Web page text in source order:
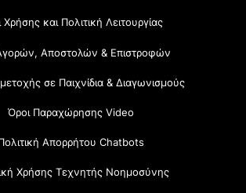
Χρήσης και Πολιτική Λειτουργίας
Αποστολών & Επιστροφών
σε Παιχνίδια & Διαγωνισμούς
Όροι Παραχώρησης Video
Απορρήτου Chatbots
Χρήσης Τεχνητής Νοημοσύνης